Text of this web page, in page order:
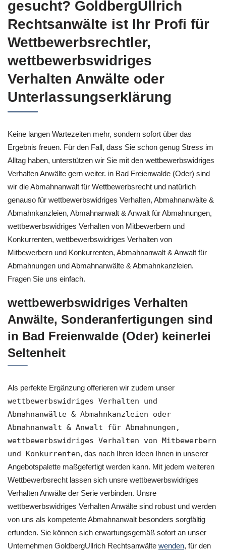
gesucht? GoldbergUllrich
Rechtsanwälte ist Ihr Profi für
Wettbewerbsrechtler,
wettbewerbswidriges
Verhalten Anwälte oder
Unterlassungserklärung
Keine langen Wartezeiten mehr, sondern sofort über das
Ergebnis freuen. Für den Fall, dass Sie schon genug Stress im
Alltag haben, unterstützen wir Sie mit den wettbewerbswidriges
Verhalten Anwälte gern weiter. in Bad Freienwalde (Oder) sind
wir die Abmahnanwalt für Wettbewerbsrecht und natürlich
genauso für wettbewerbswidriges Verhalten, Abmahnanwälte &
Abmahnkanzleien, Abmahnanwalt & Anwalt für Abmahnungen,
wettbewerbswidriges Verhalten von Mitbewerbern und
Konkurrenten, wettbewerbswidriges Verhalten von
Mitbewerbern und Konkurrenten, Abmahnanwalt & Anwalt für
Abmahnungen und Abmahnanwälte & Abmahnkanzleien.
Fragen Sie uns einfach.
wettbewerbswidriges Verhalten
Anwälte, Sonderanfertigungen sind
in Bad Freienwalde (Oder) keinerlei
Seltenheit
Als perfekte Ergänzung offerieren wir zudem unser
wettbewerbswidriges Verhalten und
Abmahnanwälte & Abmahnkanzleien oder
Abmahnanwalt & Anwalt für Abmahnungen,
wettbewerbswidriges Verhalten von Mitbewerbern
und Konkurrenten, das nach Ihren Ideen Ihnen in unserer
Angebotspalette maßgefertigt werden kann. Mit jedem weiteren
Wettbewerbsrecht lassen sich unsre wettbewerbswidriges
Verhalten Anwälte der Serie verbinden. Unsre
wettbewerbswidriges Verhalten Anwälte sind robust und werden
von uns als kompetente Abmahnanwalt besonders sorgfältig
erfunden. Sie können sich erwartungsgemäß sofort an unser
Unternehmen GoldbergUllrich Rechtsanwälte wenden, für den